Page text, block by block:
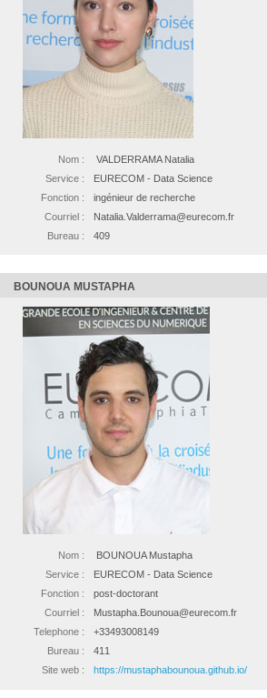
Nom :
VALDERRAMA Natalia
Service :
EURECOM - Data Science
Fonction :
ingénieur de recherche
Courriel :
Natalia.Valderrama@eurecom.fr
Bureau :
409
BOUNOUA MUSTAPHA
Nom :
BOUNOUA Mustapha
Service :
EURECOM - Data Science
Fonction :
post-doctorant
Courriel :
Mustapha.Bounoua@eurecom.fr
Telephone :
+33493008149
Bureau :
411
Site web :
https://mustaphabounoua.github.io/